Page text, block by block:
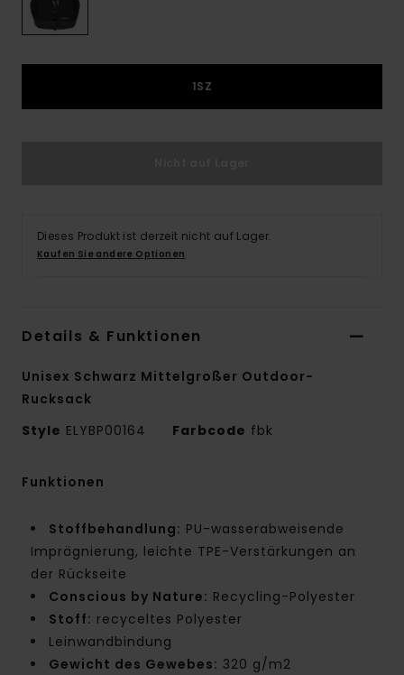
1SZ
Dieses Produkt ist derzeit nicht auf Lager.
Kaufen Sie andere Optionen
Details & Funktionen
Unisex Schwarz Mittelgroßer Outdoor-
Rucksack
Style ELYBP00164 Farbcode fbk
Funktionen
Stoffbehandlung: PU-wasserabweisende
Imprägnierung, leichte TPE-Verstärkungen an
der Rückseite
Conscious by Nature: Recycling-Polyester
Stoff: recyceltes Polyester
Leinwandbindung
Gewicht des Gewebes: 320 g/m2